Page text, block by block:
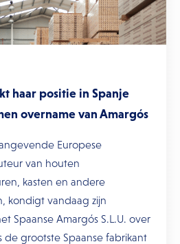
haar positie in Spanje
overname van Amargós
Europese
van houten
kasten en andere
kondigt vandaag zijn
Spaanse Amargós S.L.U. over
de grootste Spaanse fabrikant